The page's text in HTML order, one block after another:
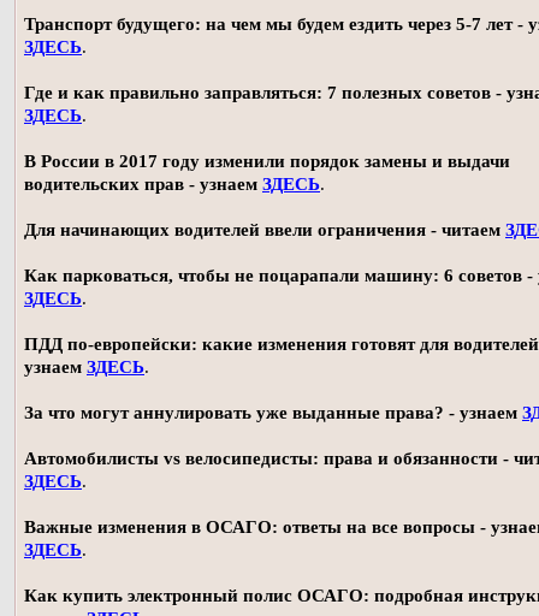
Транспорт будущего: на чем мы будем ездить через 5-7 лет -
ЗДЕСЬ.
Где и как правильно заправляться: 7 полезных советов -
ЗДЕСЬ.
В России в 2017 году изменили порядок замены и выдачи
водительских прав - узнаем ЗДЕСЬ.
Для начинающих водителей ввели ограничения - читаем
Как парковаться, чтобы не поцарапали машину: 6 советов -
ЗДЕСЬ.
ПДД по-европейски: какие изменения готовят для
узнаем ЗДЕСЬ.
За что могут аннулировать уже выданные права? - узнаем
Автомобилисты vs велосипедисты: права и обязанности -
ЗДЕСЬ.
Важные изменения в ОСАГО: ответы на все вопросы -
ЗДЕСЬ.
Как купить электронный полис ОСАГО: подробная